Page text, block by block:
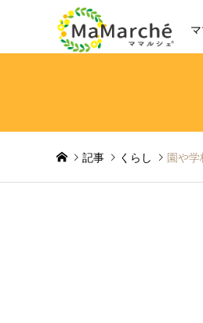
記事 くらし 園や